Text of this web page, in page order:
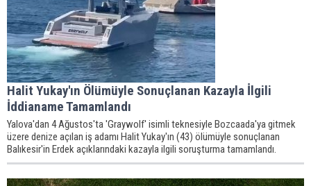
Halit Yukay'ın Ölümüyle Sonuçlanan Kazayla İlgili
İddianame Tamamlandı
Yalova'dan 4 Ağustos'ta 'Graywolf' isimli teknesiyle Bozcaada'ya gitmek
üzere denize açılan iş adamı Halit Yukay'ın (43) ölümüyle sonuçlanan
Balıkesir'in Erdek açıklarındaki kazayla ilgili soruşturma tamamlandı.